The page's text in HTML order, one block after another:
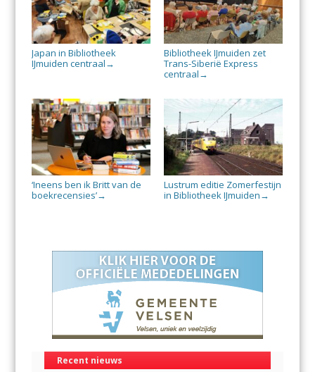
Japan in Bibliotheek
IJmuiden centraal →
Bibliotheek IJmuiden zet
Trans-Siberië Express
centraal →
‘Ineens ben ik Britt van de
boekrecensies’→
Lustrum editie Zomerfestijn
in Bibliotheek IJmuiden →
Recent nieuws